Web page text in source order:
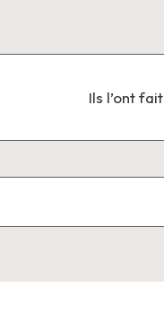
Ils l’ont fait